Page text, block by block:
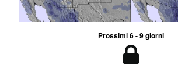
Prossimi 6 - 9 giorni